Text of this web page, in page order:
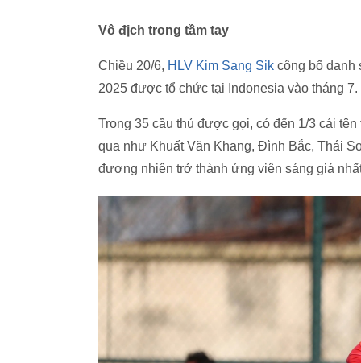
Vô địch trong tầm tay
Chiều 20/6, HLV Kim Sang Sik công bố danh
2025 được tổ chức tại Indonesia vào tháng 7.
Trong 35 cầu thủ được gọi, có đến 1/3 cái
qua như Khuất Văn Khang, Đình Bắc, Thái
đương nhiên trở thành ứng viên sáng giá